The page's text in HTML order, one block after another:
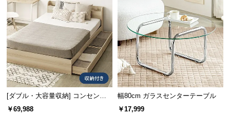
o.,
[ダブル・大容量収納] コンセント
機能付きベッド 超極厚マットレス
￥69,988
幅80cm ガラスセンターテーブル
￥17,999